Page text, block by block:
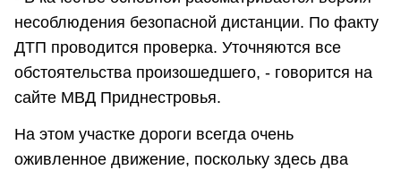
несоблюдения безопасной дистанции. По факту
ДТП проводится проверка. Уточняются все
обстоятельства произошедшего, - говорится на
сайте МВД Приднестровья.
На этом участке дороги всегда очень
оживленное движение, поскольку здесь два